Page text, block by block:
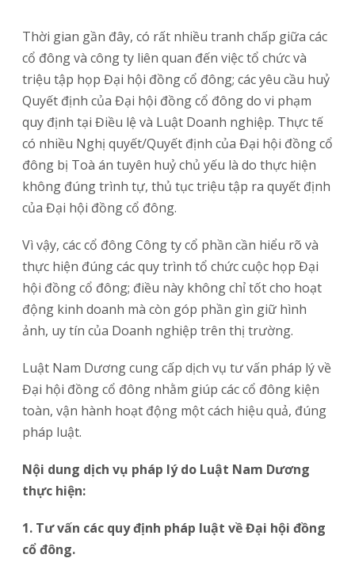
Thời gian gần đây, có rất nhiều tranh chấp giữa các
cổ đông và công ty liên quan đến việc tổ chức và
triệu tập họp Đại hội đồng cổ đông; các yêu cầu huỷ
Quyết định của Đại hội đồng cổ đông do vi phạm
quy định tại Điều lệ và Luật Doanh nghiệp. Thực tế
có nhiều Nghị quyết/Quyết định của Đại hội đồng cổ
đông bị Toà án tuyên huỷ chủ yếu là do thực hiện
không đúng trình tự, thủ tục triệu tập ra quyết định
của Đại hội đồng cổ đông.
Vì vậy, các cổ đông Công ty cổ phần cần hiểu rõ và
thực hiện đúng các quy trình tổ chức cuộc họp Đại
hội đồng cổ đông; điều này không chỉ tốt cho hoạt
động kinh doanh mà còn góp phần gìn giữ hình
ảnh, uy tín của Doanh nghiệp trên thị trường.
Luật Nam Dương cung cấp dịch vụ tư vấn pháp lý về
Đại hội đồng cổ đông nhằm giúp các cổ đông kiện
toàn, vận hành hoạt động một cách hiệu quả, đúng
pháp luật.
Nội dung dịch vụ pháp lý do Luật Nam Dương
thực hiện:
1. Tư vấn các quy định pháp luật về Đại hội đồng
cổ đông.